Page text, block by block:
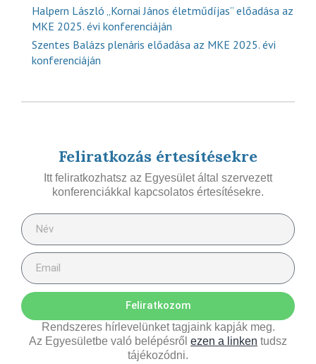
Halpern László „Kornai János életműdíjas” előadása az
MKE 2025. évi konferenciáján
Szentes Balázs plenáris előadása az MKE 2025. évi
konferenciáján
Feliratkozás értesítésekre
Itt feliratkozhatsz az Egyesület által szervezett
konferenciákkal kapcsolatos értesítésekre.
Feliratkozom
Rendszeres hírlevelünket tagjaink kapják meg.
Az Egyesületbe való belépésről ezen a linken tudsz
tájékozódni.